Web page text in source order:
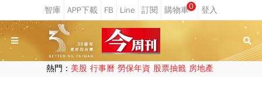
0
熱門： 美股 行事曆 勞保年資 股票抽籤 房地產